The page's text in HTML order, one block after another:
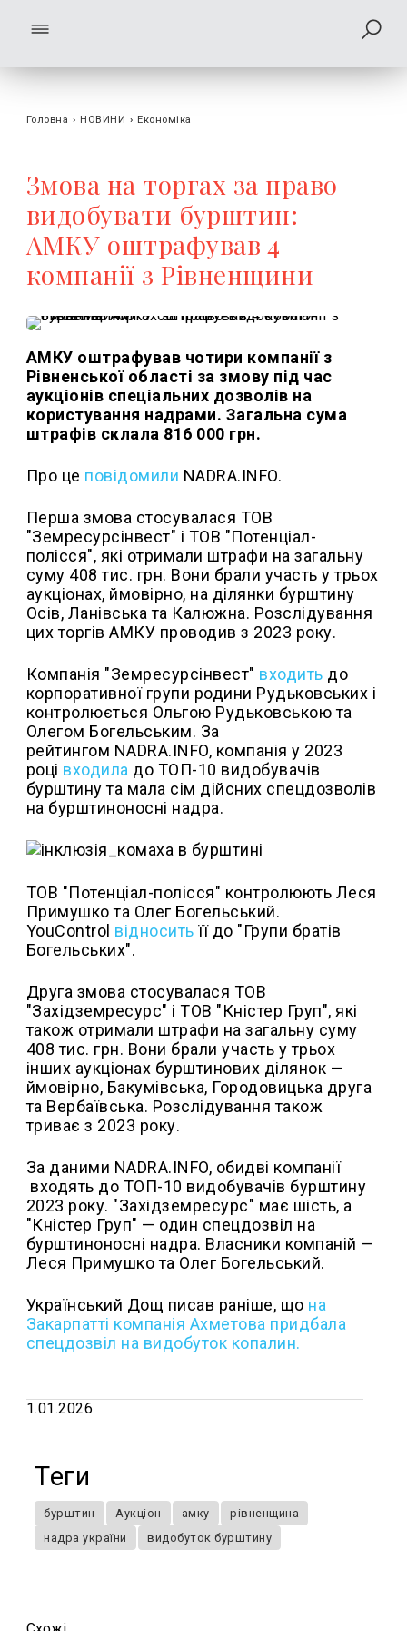
Головна › НОВИНИ › Економіка
Змова на торгах за право
видобувати бурштин:
АМКУ оштрафував 4
компанії з Рівненщини
АМКУ оштрафував чотири компанії з
Рівненської області за змову під час
аукціонів спеціальних дозволів на
користування надрами. Загальна сума
штрафів склала 816 000 грн.
Про це повідомили NADRA.INFO.
Перша змова стосувалася ТОВ
"Земресурсінвест" і ТОВ "Потенціал-
полісся", які отримали штрафи на загальну
суму 408 тис. грн. Вони брали участь у трьох
аукціонах, ймовірно, на ділянки бурштину
Осів, Ланівська та Калюжна. Розслідування
цих торгів АМКУ проводив з 2023 року.
Компанія "Земресурсінвест" входить до
корпоративної групи родини Рудьковських і
контролюється Ольгою Рудьковською та
Олегом Богельським. За
рейтингом NADRA.INFO, компанія у 2023
році входила до ТОП-10 видобувачів
бурштину та мала сім дійсних спецдозволів
на бурштиноносні надра.
ТОВ "Потенціал-полісся" контролюють Леся
Примушко та Олег Богельський.
YouControl відноситьїї до "Групи братів
Богельських".
Друга змова стосувалася ТОВ
"Західземресурс" і ТОВ "Кністер Груп", які
також отримали штрафи на загальну суму
408 тис. грн. Вони брали участь у трьох
інших аукціонах бурштинових ділянок —
ймовірно, Бакумівська, Городовицька друга
та Вербаївська. Розслідування також
триває з 2023 року.
За даними NADRA.INFO, обидві компанії
входять до ТОП-10 видобувачів бурштину
2023 року. "Західземресурс" має шість, а
"Кністер Груп" — один спецдозвіл на
бурштиноносні надра. Власники компаній —
Леся Примушко та Олег Богельський.
Український Дощ писав раніше, що на
Закарпатті компанія Ахметова придбала
спецдозвіл на видобуток копалин.
1.01.2026
Теги
бурштин Аукціон амку
рівненщина
надра україни
видобуток бурштину